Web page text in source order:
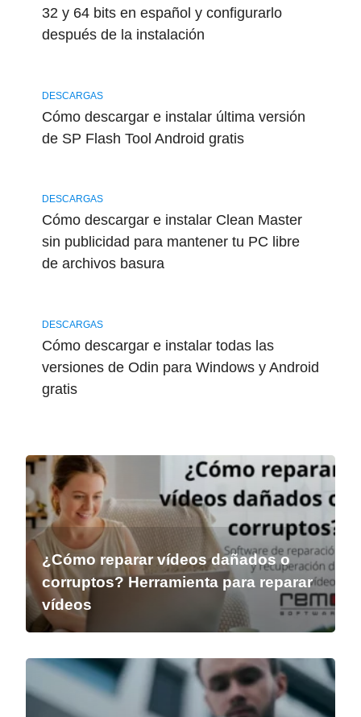
32 y 64 bits en español y configurarlo
después de la instalación
DESCARGAS
Cómo descargar e instalar última versión
de SP Flash Tool Android gratis
DESCARGAS
Cómo descargar e instalar Clean Master
sin publicidad para mantener tu PC libre
de archivos basura
DESCARGAS
Cómo descargar e instalar todas las
versiones de Odin para Windows y Android
gratis
¿Cómo reparar vídeos dañados o
corruptos? Herramienta para reparar
vídeos